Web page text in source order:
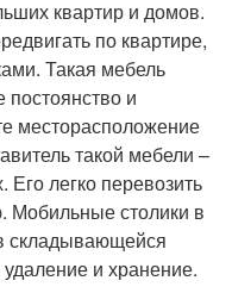
квартир и домов.
по квартире,
Такая мебель
и
месторасположение
такой мебели –
Его легко перевозить
Мобильные столики в
складывающейся
удаление и хранение.